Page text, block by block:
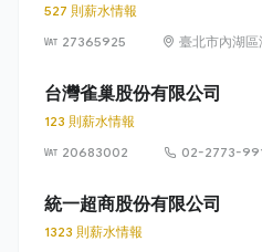
527 則薪水情報
27365925
臺北市內湖
台灣雀巢股份有限公司
123 則薪水情報
20683002
02-2773-
統一超商股份有限公司
1323 則薪水情報